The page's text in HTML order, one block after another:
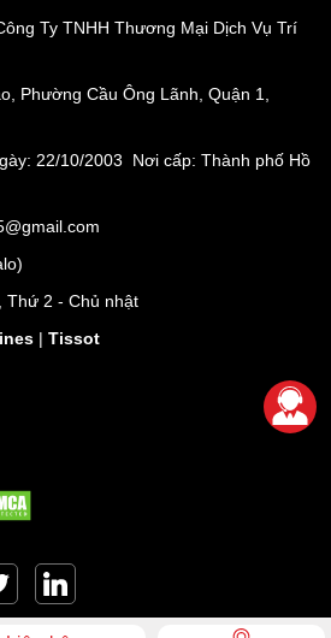
Ty TNHH Thương Mại Dịch Vụ Trí
Phường Cầu Ông Lãnh, Quận 1,
22/10/2003 Nơi cấp: Thành phố Hồ
Thứ 2 - Chủ nhật
| Tissot